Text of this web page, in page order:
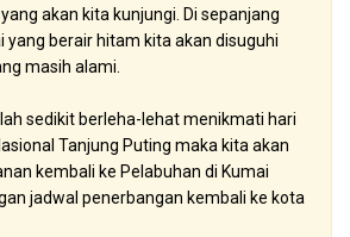
akan kita kunjungi. Di sepanjang
yang berair hitam kita akan disuguhi
masih alami.
sedikit berleha-lehat menikmati hari
Tanjung Puting maka kita akan
kembali ke Pelabuhan di Kumai
jadwal penerbangan kembali ke kota